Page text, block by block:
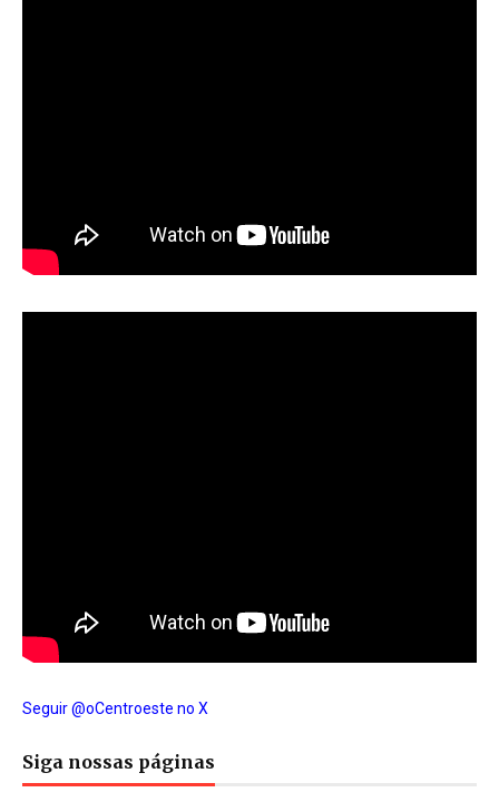
Seguir @oCentroeste no X
Siga nossas páginas